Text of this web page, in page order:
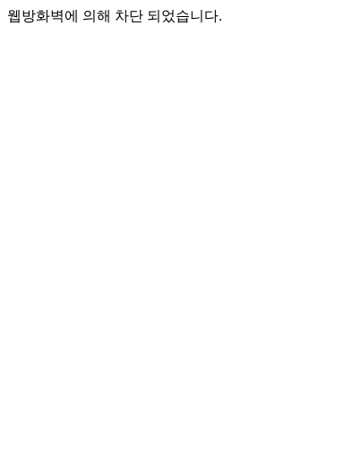
웹방화벽에 의해 차단 되었습니다.